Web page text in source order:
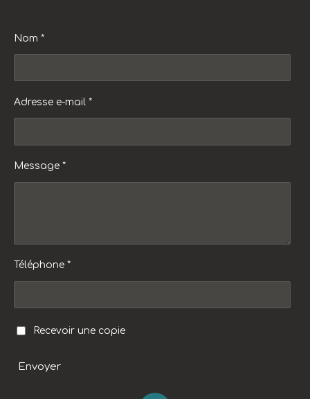
Nom *
Adresse e-mail *
Message *
Téléphone *
Recevoir une copie
Envoyer